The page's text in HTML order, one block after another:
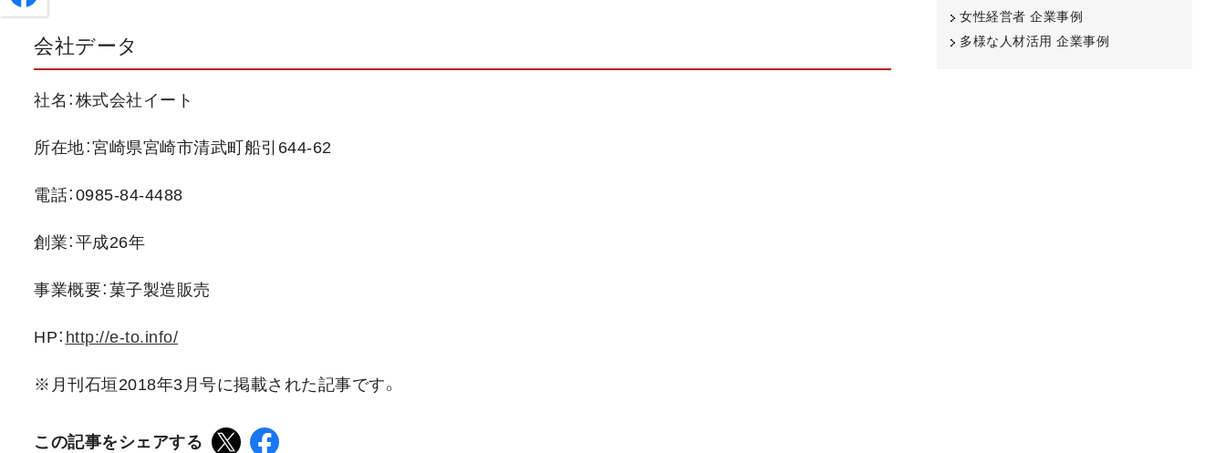
会社データ
社名：株式会社イート
所在地：宮崎県宮崎市清武町船引644-62
電話：0985-84-4488
創業：平成26年
事業概要：菓子製造販売
HP： http://e-to.info/
※月刊石垣2018年3月号に掲載された記事です。
この記事をシェアする
女性経営者 企業事例
多様な人材活用 企業事例